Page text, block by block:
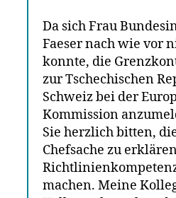
Da sich Frau
Faeser nach wie vor
konnte, die
zur Tschechischen
Schweiz bei der
Kommission
Sie herzlich bitten,
Chefsache zu
machen. Meine